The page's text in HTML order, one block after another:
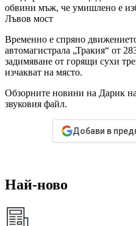
обвини мъж, че умишлено е
Лъвов мост
Временно е спряно
автомагистрала „Тракия“ от
задимяване от горящи сухи
изчакват на място.
Обзорните новини на Дарик
звуковия файл.
Добави в
Най-ново